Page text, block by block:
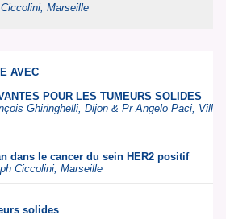
, Marseille
AVEC
POUR LES TUMEURS SOLIDES
Ghiringhelli, Dijon & PrAngelo Paci,
dans le cancer du sein HER2 positif
Ciccolini, Marseille
solides